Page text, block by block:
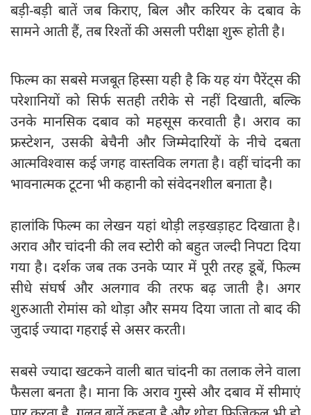
बड़ी-बड़ी बातें जब किराए, बिल और करियर के दबाव के
सामने आती हैं, तब रिश्तों की असली परीक्षा शुरू होती है।
फिल्म का सबसे मजबूत हिस्सा यही है कि यह यंग पैरेंट्स की
परेशानियों को सिर्फ सतही तरीके से नहीं दिखाती, बल्कि
उनके मानसिक दबाव को महसूस करवाती है। अराव का
फ्रस्टेशन, उसकी बेचैनी और जिम्मेदारियों के नीचे दबता
आत्मविश्वास कई जगह वास्तविक लगता है। वहीं चांदनी का
भावनात्मक टूटना भी कहानी को संवेदनशील बनाता है।
हालांकि फिल्म का लेखन यहां थोड़ी लड़खड़ाहट दिखाता है।
अराव और चांदनी की लव स्टोरी को बहुत जल्दी निपटा दिया
गया है। दर्शक जब तक उनके प्यार में पूरी तरह डूबें, फिल्म
सीधे संघर्ष और अलगाव की तरफ बढ़ जाती है। अगर
शुरुआती रोमांस को थोड़ा और समय दिया जाता तो बाद की
जुदाई ज्यादा गहराई से असर करती।
सबसे ज्यादा खटकने वाली बात चांदनी का तलाक लेने वाला
फैसला बनता है। माना कि अराव गुस्से और दबाव में सीमाएं